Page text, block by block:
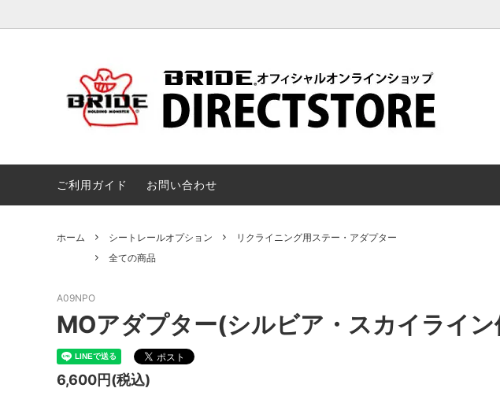
シート シートオプション
全ての商品
ご利用ガイド お問い合わせ
ホーム シートレールオプション
リクライニング用ステー・アダプター
全ての商品
A09NPO
MOアダプター(シルビア・スカイライ
6,600円(税込)